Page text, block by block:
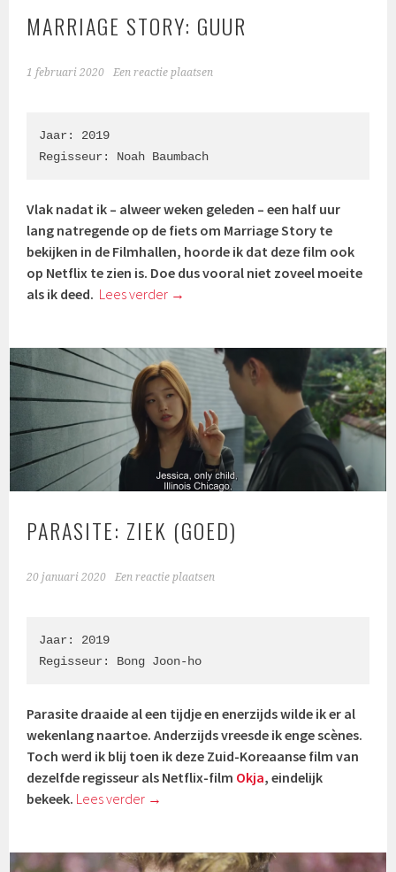
MARRIAGE STORY: GUUR
1 februari 2020 Een reactie plaatsen
Jaar: 2019
Regisseur: Noah Baumbach
Vlak nadat ik – alweer weken geleden – een half uur
lang natregende op de fiets om Marriage Story te
bekijken in de Filmhallen, hoorde ik dat deze film ook
op Netflix te zien is. Doe dus vooral niet zoveel moeite
als ik deed. Lees verder →
PARASITE: ZIEK (GOED)
20 januari 2020 Een reactie plaatsen
Jaar: 2019
Regisseur: Bong Joon-ho
Parasite draaide al een tijdje en enerzijds wilde ik er al
wekenlang naartoe. Anderzijds vreesde ik enge scènes.
Toch werd ik blij toen ik deze Zuid-Koreaanse film van
dezelfde regisseur als Netflix-film Okja, eindelijk
bekeek. Lees verder →